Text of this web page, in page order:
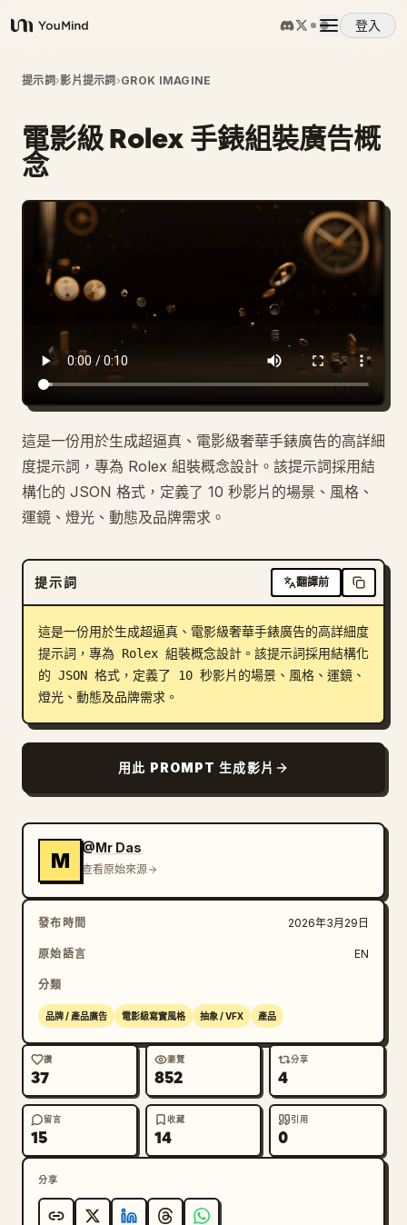
YouMind
登入
概覽
使用案例
技能
提示詞
下載
部落格
更新
提示詞›影片提示詞 ›GROK IMAGINE
電影級 Rolex 手錶組裝廣告概
念
這是一份用於生成超逼真、電影級奢華手錶廣告的高詳細
度提示詞，專為 Rolex 組裝概念設計。該提示詞採用結
構化的 JSON 格式，定義了 10 秒影片的場景、風格、
運鏡、燈光、動態及品牌需求。
提示詞 翻譯前
這是一份用於生成超逼真、電影級奢華手錶廣告的高詳細度
提示詞，專為 Rolex 組裝概念設計。該提示詞採用結構化
的 JSON 格式，定義了 10 秒影片的場景、風格、運鏡、
燈光、動態及品牌需求。
用此 PROMPT 生成影片
M
@Mr Das
查看原始來源
發布時間 2026年3月29日
原始語言 EN
分類
品牌 / 產品廣告 電影級寫實風格 抽象 / VFX 產品
讚
37
瀏覽
852
分享
4
留言
15
收藏
14
引用
0
分享